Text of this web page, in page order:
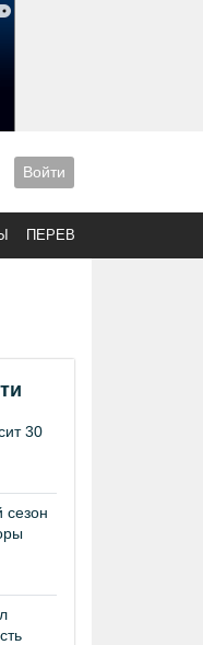
Войти
ПЕРЕВОДЫ
30
сезон